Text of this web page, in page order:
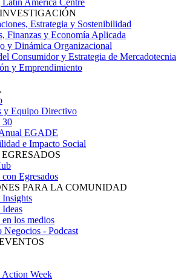
America Centre
Estrategia y Sostenibilidad
Finanzas y Economía Aplicada
y Dinámica Organizacional
Consumidor y Estrategia de Mercadotecnia
y Emprendimiento
y Equipo Directivo
EGADE
e Impacto Social
Egresados
PARA LA COMUNIDAD
los medios
Negocios - Podcast
Week